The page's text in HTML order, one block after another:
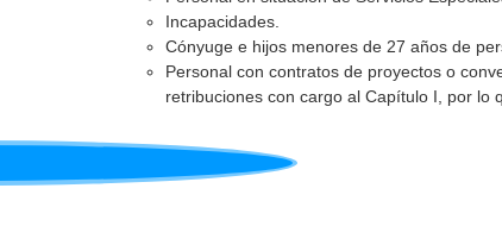
Incapacidades.
Cónyuge e hijos menores de 27 años de
Personal con contratos de proyectos o
retribuciones con cargo al Capítulo I, por lo